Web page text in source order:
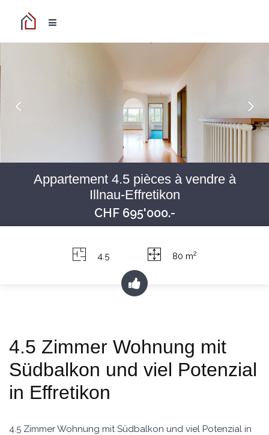
Appartement 4.5 pièces à vendre à
Illnau-Effretikon
CHF 695'000.-
4.5 80 m2
4.5 Zimmer Wohnung mit
Südbalkon und viel Potenzial
in Effretikon
4.5 Zimmer Wohnung mit Südbalkon und viel Potenzial in